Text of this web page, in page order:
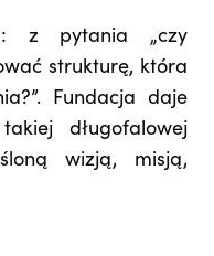
z pytania „czy
strukturę, która
Fundacja daje
długofalowej
wizją, misją,